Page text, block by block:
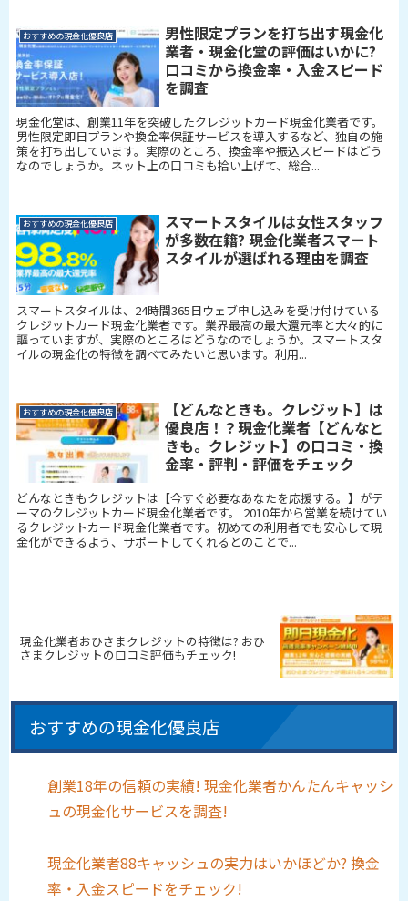
おすすめの現金化優良店
男性限定プランを打ち出す現金化
業者・現金化堂の評価はいかに?
口コミから換金率・入金スピード
を調査
現金化堂は、創業11年を突破したクレジットカード現金化業者です。
男性限定即日プランや換金率保証サービスを導入するなど、独自の施
策を打ち出しています。実際のところ、換金率や振込スピードはどう
なのでしょうか。ネット上の口コミも拾い上げて、総合...
おすすめの現金化優良店
スマートスタイルは女性スタッフ
が多数在籍? 現金化業者スマート
スタイルが選ばれる理由を調査
スマートスタイルは、24時間365日ウェブ申し込みを受け付けている
クレジットカード現金化業者です。業界最高の最大還元率と大々的に
謳っていますが、実際のところはどうなのでしょうか。スマートスタ
イルの現金化の特徴を調べてみたいと思います。利用...
おすすめの現金化優良店
【どんなときも。クレジット】は
優良店！？現金化業者【どんなと
きも。クレジット】の口コミ・換
金率・評判・評価をチェック
どんなときもクレジットは【今すぐ必要なあなたを応援する。】がテ
ーマのクレジットカード現金化業者です。 2010年から営業を続けてい
るクレジットカード現金化業者です。初めての利用者でも安心して現
金化ができるよう、サポートしてくれるとのことで...
現金化業者おひさまクレジットの特徴は? おひ
さまクレジットの口コミ評価もチェック!
おすすめの現金化優良店
創業18年の信頼の実績! 現金化業者かんたんキャッシ
ュの現金化サービスを調査!
現金化業者88キャッシュの実力はいかほどか? 換金
率・入金スピードをチェック!